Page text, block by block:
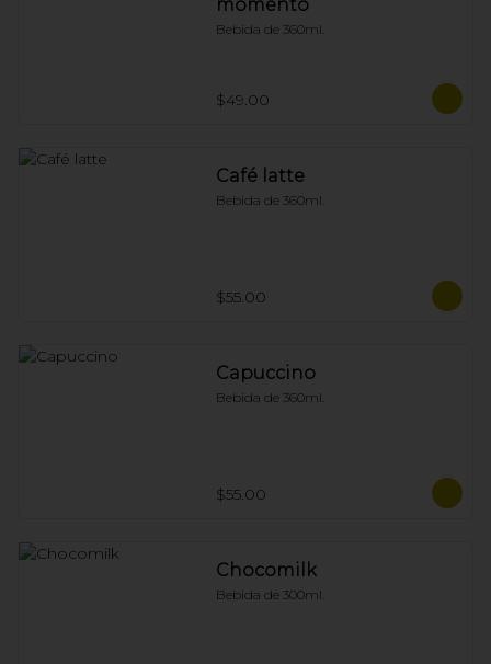
momento
Bebida de 360ml.
$49.00
Café latte
Bebida de 360ml.
$55.00
Capuccino
Bebida de 360ml.
$55.00
Chocomilk
Bebida de 300ml.